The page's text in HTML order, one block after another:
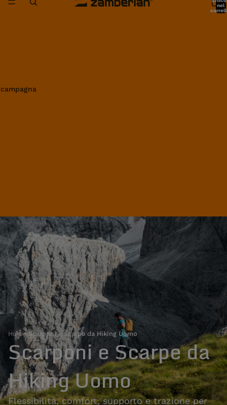
nel
Home›Scarponi e Scarpe da Hiking Uomo
Scarponi e Scarpe da
Hiking Uomo
Flessibilità, comfort, supporto e trazione per